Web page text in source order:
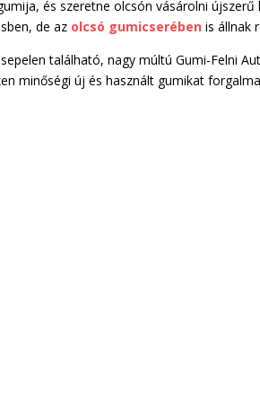
és szeretne olcsón vásárolni
de az olcsó gumicserében is állnak
található, nagy múltú Gumi-Felni
minőségi új és használt gumikat